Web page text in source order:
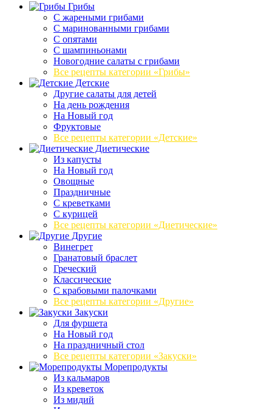
Грибы
C жареными грибами
C маринованными грибами
C опятами
C шампиньонами
Новогодние салаты с грибами
Все рецепты категории «Грибы»
Детские
Другие салаты для детей
На день рождения
На Новый год
Фруктовые
Все рецепты категории «Детские»
Диетические
Из капусты
На Новый год
Овощные
Праздничные
С креветками
С курицей
Все рецепты категории «Диетические»
Другие
Винегрет
Гранатовый браслет
Греческий
Классические
С крабовыми палочками
Все рецепты категории «Другие»
Закуски
Для фуршета
На Новый год
На праздничный стол
Все рецепты категории «Закуски»
Морепродукты
Из кальмаров
Из креветок
Из мидий